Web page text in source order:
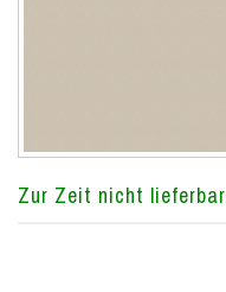
Zur Zeit nicht